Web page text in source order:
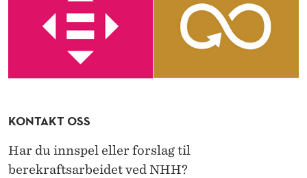
KONTAKT OSS
Har du innspel eller forslag til
berekraftsarbeidet ved NHH?